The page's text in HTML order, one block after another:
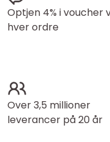
Optjen 4% i voucher
hver ordre
Over 3,5 millioner
leverancer på 20 år